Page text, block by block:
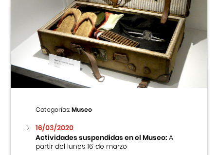
Categorías:Museo
16/03/2020
Actividades suspendidas en el Museo:A
partir del lunes 16 de marzo